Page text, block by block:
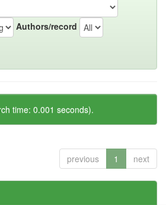
Authors/record
time: 0.001 seconds).
previous 1 next